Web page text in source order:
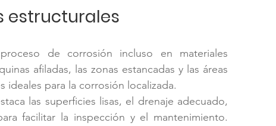
estructurales
de corrosión incluso en materiales
afiladas, las zonas estancadas y las áreas
ideales para la corrosión localizada.
las superficies lisas, el drenaje adecuado,
facilitar la inspección y el mantenimiento.